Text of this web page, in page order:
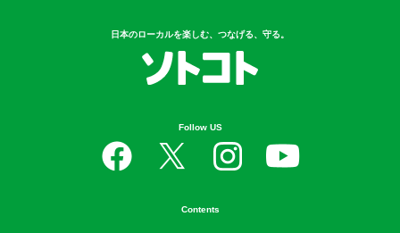
日本のローカルを楽しむ、つなげる、守る。
Follow US
Contents